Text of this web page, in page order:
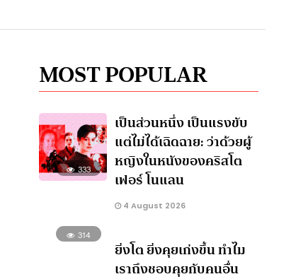
MOST POPULAR
333
เป็นส่วนหนึ่ง เป็นแรงขับ
แต่ไม่ได้เฉิดฉาย: ว่าด้วยผู้
หญิงในหนังของคริสโต
เฟอร์ โนแลน
4 August 2026
314
ยิ่งโต ยิ่งคุยเก่งขึ้น ทำไม
เราถึงชอบคุยกับคนอื่น